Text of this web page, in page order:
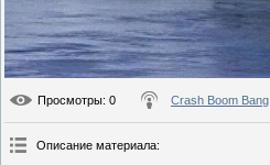
Просмотры: 0 Crash Boom Bang
Описание материала: